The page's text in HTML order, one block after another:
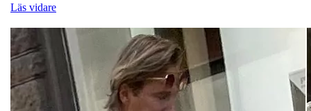
Läs vidare